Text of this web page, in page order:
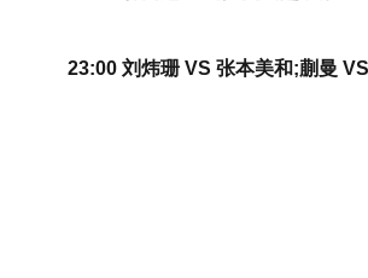
23:00 刘炜珊 VS 张本美和;蒯曼